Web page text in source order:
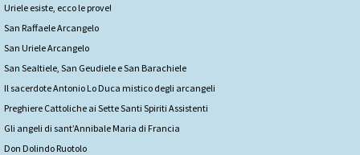
Uriele esiste, ecco le prove!
San Raffaele Arcangelo
San Uriele Arcangelo
San Sealtiele, San Geudiele e San Barachiele
Il sacerdote Antonio Lo Duca mistico degli arcangeli
Preghiere Cattoliche ai Sette Santi Spiriti Assistenti
Gli angeli di sant’Annibale Maria di Francia
Don Dolindo Ruotolo